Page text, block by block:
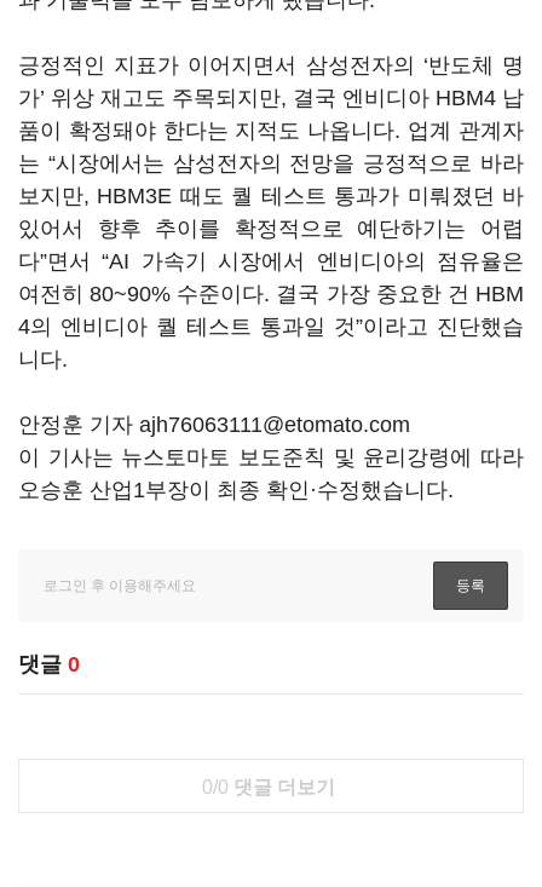
긍정적인 지표가 이어지면서 삼성전자의 ‘반도체 명
가’ 위상 재고도 주목되지만, 결국 엔비디아 HBM4 납
품이 확정돼야 한다는 지적도 나옵니다. 업계 관계자
는 “시장에서는 삼성전자의 전망을 긍정적으로 바라
보지만, HBM3E 때도 퀄 테스트 통과가 미뤄졌던 바
있어서 향후 추이를 확정적으로 예단하기는 어렵
다”면서 “AI 가속기 시장에서 엔비디아의 점유율은
여전히 80~90% 수준이다. 결국 가장 중요한 건 HBM
4의 엔비디아 퀄 테스트 통과일 것”이라고 진단했습
니다.
안정훈 기자 ajh76063111@etomato.com
이 기사는 뉴스토마토 보도준칙 및 윤리강령에 따라
오승훈 산업1부장이 최종 확인·수정했습니다.
댓글 0
0/0 댓글 더보기